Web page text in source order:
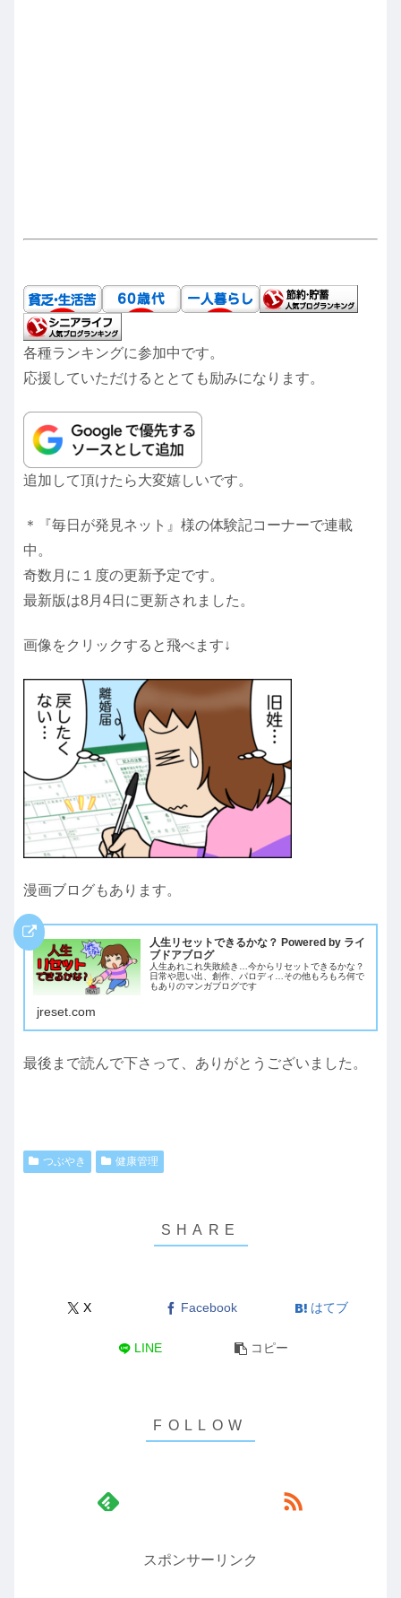
各種ランキングに参加中です。
応援していただけるととても励みになります。
追加して頂けたら大変嬉しいです。
＊『毎日が発見ネット』様の体験記コーナーで連載
中。
奇数月に１度の更新予定です。
最新版は8月4日に更新されました。
画像をクリックすると飛べます↓
漫画ブログもあります。
人生リセットできるかな？ Powered by ライ
ブドアブログ
人生あれこれ失敗続き…今からリセットできるかな？
日常や思い出、創作、パロディ…その他もろもろ何で
もありのマンガブログです
jreset.com
最後まで読んで下さって、ありがとうございました。
つぶやき 健康管理
X Facebook はてブ
LINE コピー
スポンサーリンク